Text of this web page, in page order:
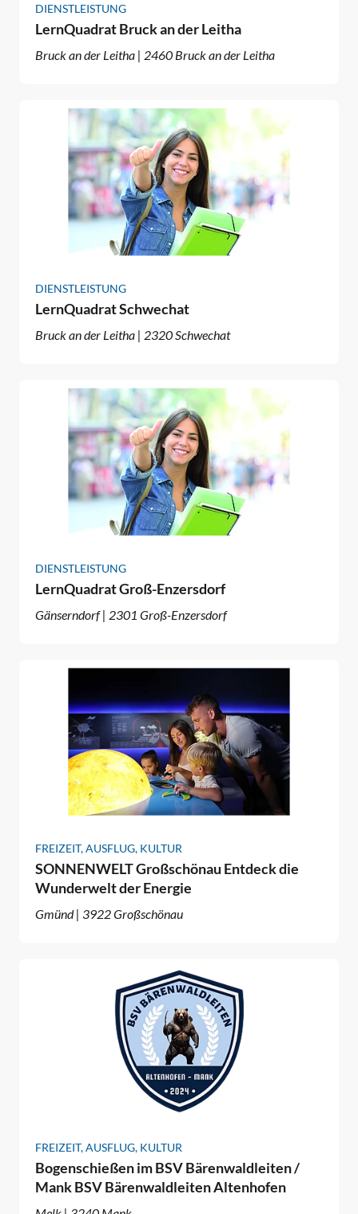
DIENSTLEISTUNG
LernQuadrat Bruck an der Leitha
Bruck an der Leitha | 2460 Bruck an der Leitha
DIENSTLEISTUNG
LernQuadrat Schwechat
Bruck an der Leitha | 2320 Schwechat
DIENSTLEISTUNG
LernQuadrat Groß-Enzersdorf
Gänserndorf | 2301 Groß-Enzersdorf
FREIZEIT, AUSFLUG, KULTUR
SONNENWELT Großschönau Entdeck die
Wunderwelt der Energie
Gmünd | 3922 Großschönau
FREIZEIT, AUSFLUG, KULTUR
Bogenschießen im BSV Bärenwaldleiten /
Mank BSV Bärenwaldleiten Altenhofen